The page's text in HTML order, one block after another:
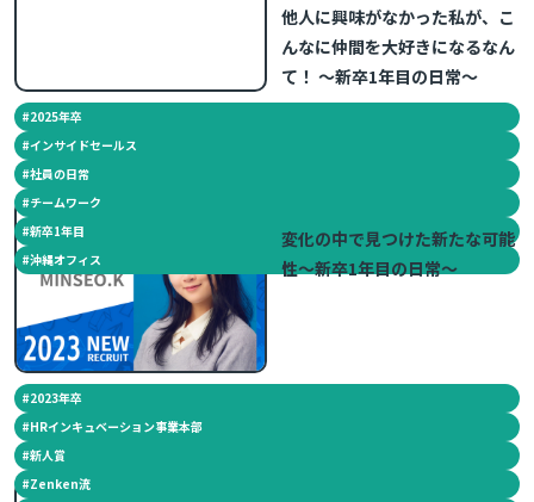
他人に興味がなかった私が、こ
んなに仲間を大好きになるなん
て！ ～新卒1年目の日常～
#2025年卒
#インサイドセールス
#社員の日常
#チームワーク
#新卒1年目
#沖縄オフィス
変化の中で見つけた新たな可能
性～新卒1年目の日常～
#2023年卒
#HRインキュベーション事業本部
#新人賞
#Zenken流